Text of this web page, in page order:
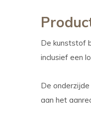
De kunststof
inclusief een
De
aan het